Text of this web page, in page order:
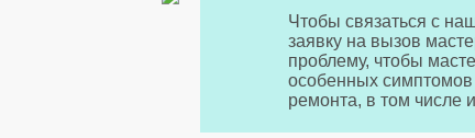
Чтобы связаться с
заявку на вызов
проблему, чтобы
особенных
ремонта, в том числе